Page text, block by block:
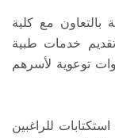
بالتعاون مع كلية
جانب تقديم خدمات طبية
توعوية لأسرهم
للراغبين